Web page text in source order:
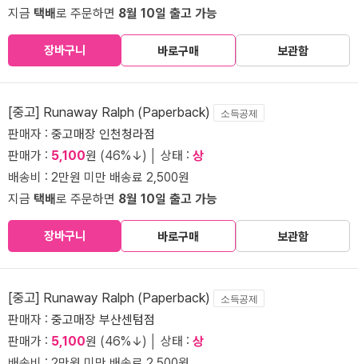
지금 택배로 주문하면 8월 10일 출고 가능
장바구니 바로구매 보관함
[중고] Runaway Ralph (Paperback) 소득공제
판매자 : 중고매장 인천청라점
판매가 : 5,100원 (46%↓) │ 상태 : 상
배송비 : 2만원 미만 배송료 2,500원
지금 택배로 주문하면 8월 10일 출고 가능
장바구니 바로구매 보관함
[중고] Runaway Ralph (Paperback) 소득공제
판매자 : 중고매장 부산센텀점
판매가 : 5,100원 (46%↓) │ 상태 : 상